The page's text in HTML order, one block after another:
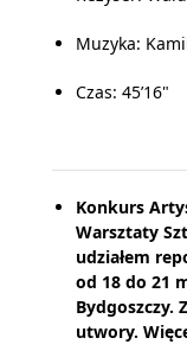
Muzyka:
Czas: 45’16"
Konkurs
Warsztaty
udziałem
od 18 do 21
Bydgoszczy.
utwory.